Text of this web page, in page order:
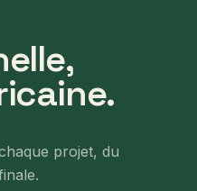
projet, du